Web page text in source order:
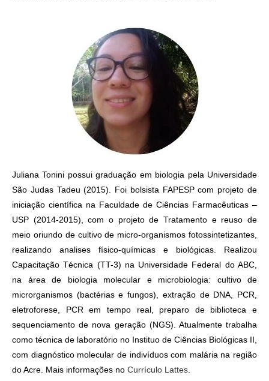
Juliana Tonini possui graduação em biologia pela Universidade
São Judas Tadeu (2015). Foi bolsista FAPESP com projeto de
iniciação científica na Faculdade de Ciências Farmacêuticas –
USP (2014-2015), com o projeto de Tratamento e reuso de
meio oriundo de cultivo de micro-organismos fotossintetizantes,
realizando analises físico-químicas e biológicas. Realizou
Capacitação Técnica (TT-3) na Universidade Federal do ABC,
na área de biologia molecular e microbiologia: cultivo de
microrganismos (bactérias e fungos), extração de DNA, PCR,
eletroforese, PCR em tempo real, preparo de biblioteca e
sequenciamento de nova geração (NGS). Atualmente trabalha
como técnica de laboratório no Instituo de Ciências Biológicas II,
com diagnóstico molecular de indivíduos com malária na região
do Acre. Mais informações no Currículo Lattes